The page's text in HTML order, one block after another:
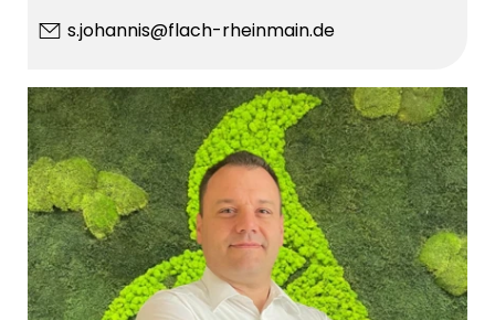
s.johannis@flach-rheinmain.de